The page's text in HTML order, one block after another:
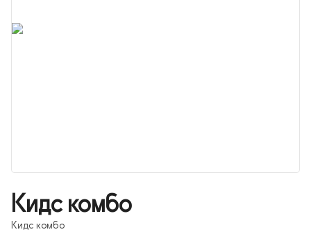
Кидс комбо
Кидс комбо